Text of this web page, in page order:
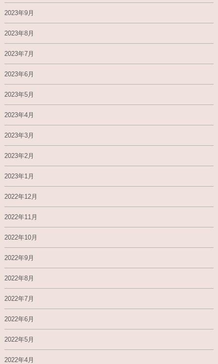
2023年9月
2023年8月
2023年7月
2023年6月
2023年5月
2023年4月
2023年3月
2023年2月
2023年1月
2022年12月
2022年11月
2022年10月
2022年9月
2022年8月
2022年7月
2022年6月
2022年5月
2022年4月